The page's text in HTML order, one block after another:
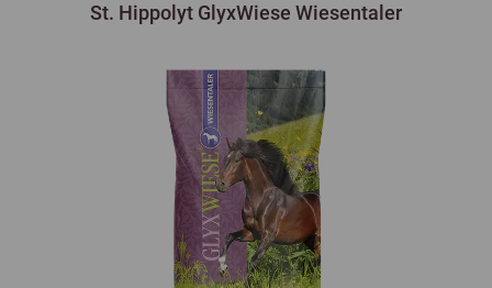
St. Hippolyt GlyxWiese Wiesentaler